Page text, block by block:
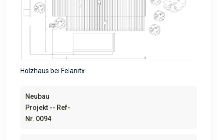
Holzhaus bei Felanitx
Neubau
Projekt -- Ref-
Nr. 0094